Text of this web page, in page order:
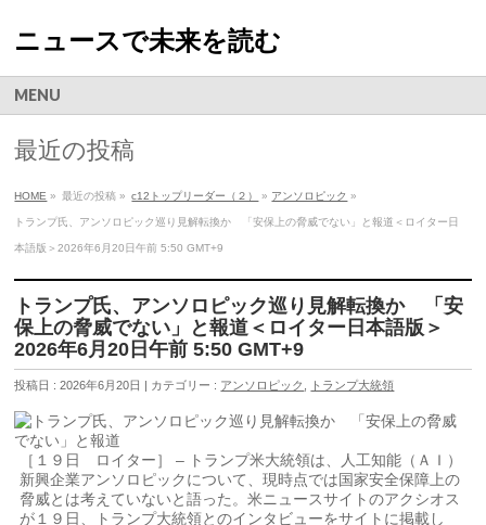
ニュースで未来を読む
MENU
最近の投稿
HOME » 最近の投稿 » c12トップリーダー（２） » アンソロピック »
トランプ氏、アンソロピック巡り見解転換か 「安保上の脅威でない」と報道＜ロイター日
本語版＞2026年6月20日午前 5:50 GMT+9
トランプ氏、アンソロピック巡り見解転換か 「安
保上の脅威でない」と報道＜ロイター日本語版＞
2026年6月20日午前 5:50 GMT+9
投稿日 : 2026年6月20日 | カテゴリー : アンソロピック トランプ大統領
［１９日 ロイター］ – トランプ米大統領は、人工知能（ＡＩ）
新興企業アンソロピック​について、現時点では国家安全保障‌上の
脅威とは考えていないと語った。米ニュースサイトのアクシオス
が１９日、トランプ大統​領とのインタビューをサイトに​掲載し